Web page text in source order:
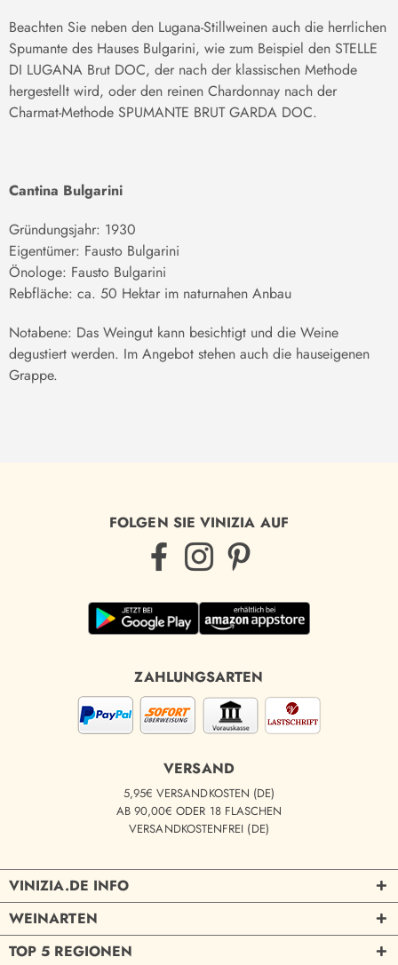
Beachten Sie neben den Lugana-Stillweinen auch die herrlichen
Spumante des Hauses Bulgarini, wie zum Beispiel den STELLE
DI LUGANA Brut DOC, der nach der klassischen Methode
hergestellt wird, oder den reinen Chardonnay nach der
Charmat-Methode SPUMANTE BRUT GARDA DOC.
Cantina Bulgarini
Gründungsjahr: 1930
Eigentümer: Fausto Bulgarini
Önologe: Fausto Bulgarini
Rebfläche: ca. 50 Hektar im naturnahen Anbau
Notabene: Das Weingut kann besichtigt und die Weine
degustiert werden. Im Angebot stehen auch die hauseigenen
Grappe.
FOLGEN SIE VINIZIA AUF
ZAHLUNGSARTEN
VERSAND
5,95€ VERSANDKOSTEN (DE)
AB 90,00€ ODER 18 FLASCHEN
VERSANDKOSTENFREI (DE)
VINIZIA.DE INFO
WEINARTEN
TOP 5 REGIONEN